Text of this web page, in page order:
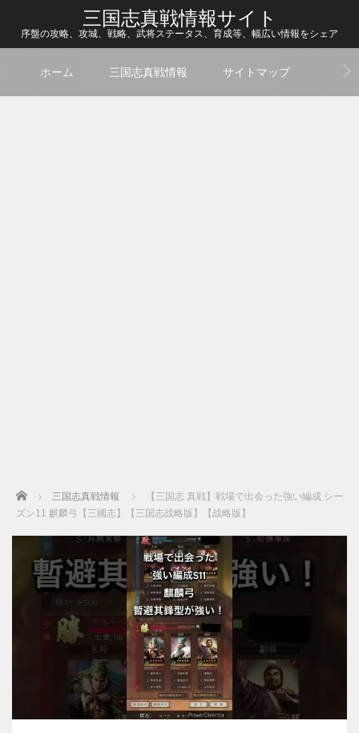
三国志真戦情報サイト
序盤の攻略、攻城、戦略、武将ステータス、育成等、幅広い情報をシェア
ホーム 三国志真戦情報 サイトマップ
Home 三国志真戦情報
【三国志 真戦】戦場で出会った強い編成 シー
ズン11 麒麟弓【三國志】【三国志战略版】【战略版】